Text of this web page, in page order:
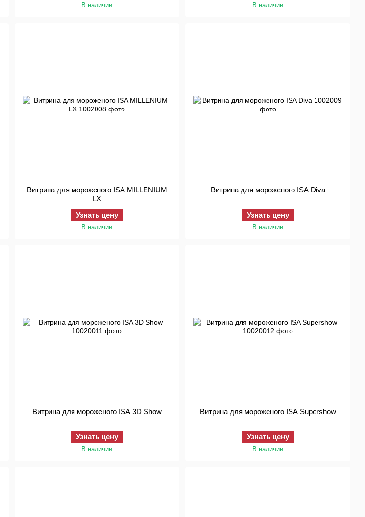
В наличии В наличии
Витрина для мороженого ISA MILLENIUM
LX
Узнать цену
В наличии
Витрина для мороженого ISA Diva
Узнать цену
В наличии
Витрина для мороженого ISA 3D Show
Узнать цену
В наличии
Витрина для мороженого ISA Supershow
Узнать цену
В наличии